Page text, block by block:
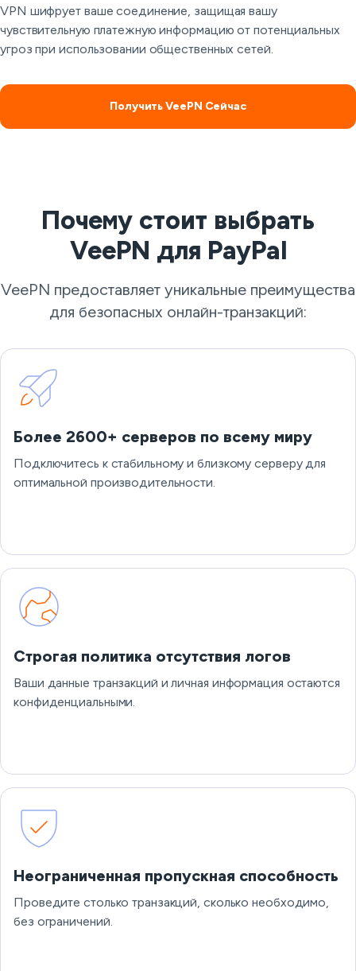
VPN шифрует ваше соединение, защищая вашу
чувствительную платежную информацию от потенциальных
угроз при использовании общественных сетей.
Получить VeePN Сейчас
Почему стоит выбрать
VeePN для PayPal
VeePN предоставляет уникальные преимущества
для безопасных онлайн-транзакций:
Более 2600+ серверов по всему миру
Подключитесь к стабильному и близкому серверу для
оптимальной производительности.
Строгая политика отсутствия логов
Ваши данные транзакций и личная информация остаются
конфиденциальными.
Неограниченная пропускная способность
Проведите столько транзакций, сколько необходимо,
без ограничений.